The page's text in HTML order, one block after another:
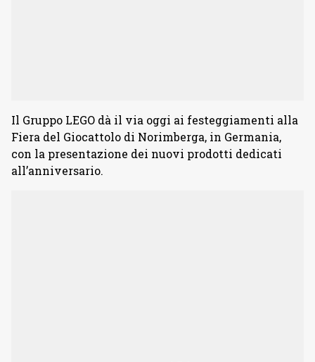
Il Gruppo LEGO dà il via oggi ai festeggiamenti alla
Fiera del Giocattolo di Norimberga, in Germania,
con la presentazione dei nuovi prodotti dedicati
all’anniversario.